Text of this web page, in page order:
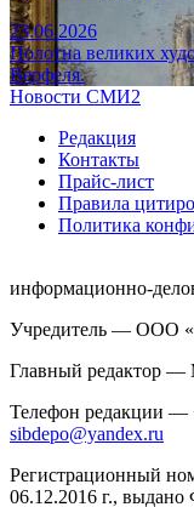
23.06.2026
Полотна великих
Верфеля.
Новости СМИ2
Редакция
Контакты
Прайс-лист
Правила
Политика
информационно-
Учредитель — ООО
Главный редактор —
Телефон редакции —
sibdepo@yandex.ru
Регистрационный
06.12.2016 г., выдано